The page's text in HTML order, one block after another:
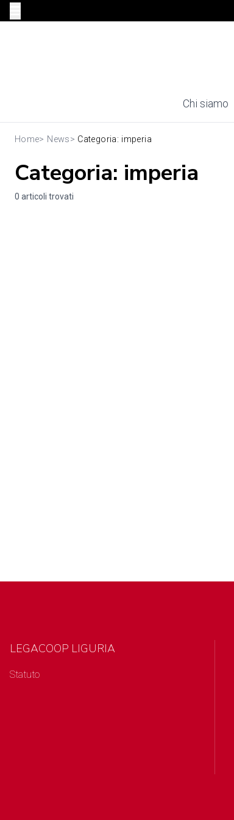
Chi siamo
Home> News> Categoria: imperia
Categoria: imperia
0 articoli trovati
LEGACOOP LIGURIA
Statuto